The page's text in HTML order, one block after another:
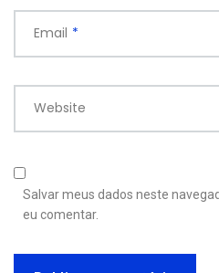
Email *
Website
Salvar meus dados neste
eu comentar.